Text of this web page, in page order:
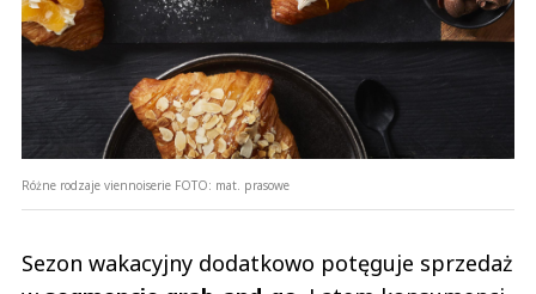
Różne rodzaje viennoiserie FOTO: mat. prasowe
Sezon wakacyjny dodatkowo potęguje sprzedaż